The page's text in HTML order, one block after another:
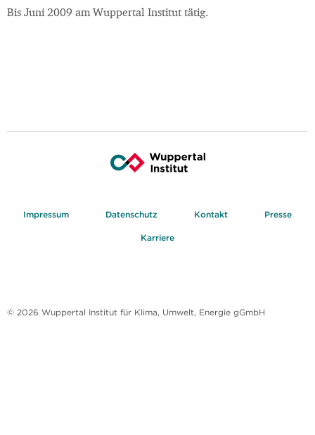
Bis Juni 2009 am Wuppertal Institut tätig.
Impressum Datenschutz Kontakt Presse
Karriere
© 2026 Wuppertal Institut für Klima, Umwelt, Energie gGmbH